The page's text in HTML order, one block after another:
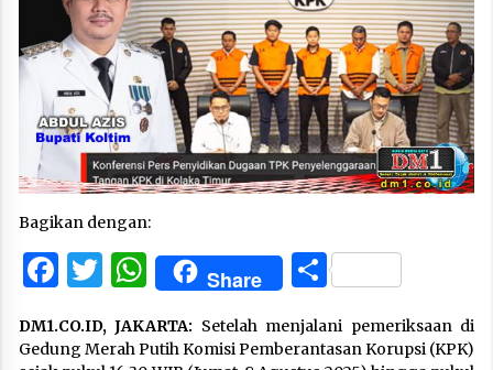
Bagikan dengan:
Facebook
Twitter
WhatsApp
Share Share
DM1.CO.ID, JAKARTA: Setelah menjalani pemeriksaan di
Gedung Merah Putih Komisi Pemberantasan Korupsi (KPK)